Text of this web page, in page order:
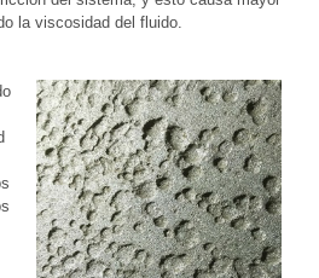
la viscosidad del fluido.